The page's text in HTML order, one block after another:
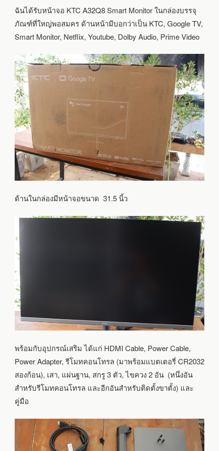
ฉันได้รับหน้าจอ KTC A32Q8 Smart Monitor ในกล่องบรรจุ
ภัณฑ์ที่ใหญ่พอสมคร ด้านหน้ามีบอกว่าเป็น KTC, Google TV,
Smart Monitor, Netflix, Youtube, Dolby Audio, Prime Video
ด้านในกล่องมีหน้าจอขนาด 31.5 นิ้ว
พร้อมกับอุปกรณ์เสริม ได้แก่ HDMI Cable, Power Cable,
Power Adapter, รีโมทคอนโทรล (มาพร้อมแบตเตอรี่ CR2032
สองก้อน), เสา, แผ่นฐาน, สกรู 3 ตัว, ไขควง 2 อัน (หนึ่งอัน
สำหรับรีโมทคอนโทรล และอีกอันสำหรับติดตั้งขาตั้ง) และ
คู่มือ